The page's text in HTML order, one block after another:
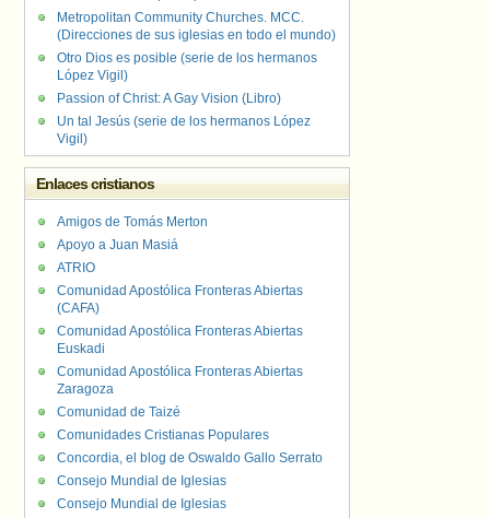
Metropolitan Community Churches. MCC.
(Direcciones de sus iglesias en todo el mundo)
Otro Dios es posible (serie de los hermanos
López Vigil)
Passion of Christ: A Gay Vision (Libro)
Un tal Jesús (serie de los hermanos López
Vigil)
Enlaces cristianos
Amigos de Tomás Merton
Apoyo a Juan Masiá
ATRIO
Comunidad Apostólica Fronteras Abiertas
(CAFA)
Comunidad Apostólica Fronteras Abiertas
Euskadi
Comunidad Apostólica Fronteras Abiertas
Zaragoza
Comunidad de Taizé
Comunidades Cristianas Populares
Concordia, el blog de Oswaldo Gallo Serrato
Consejo Mundial de Iglesias
Consejo Mundial de Iglesias